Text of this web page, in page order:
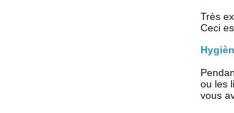
Très
Ceci
ou les
vous